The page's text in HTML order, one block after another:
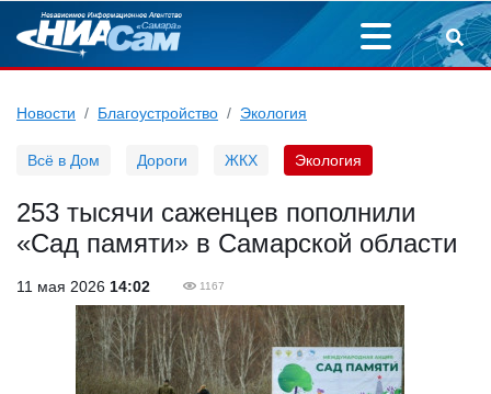
Новости Благоустройство Экология
Всё в Дом Дороги ЖКХ Экология
253 тысячи саженцев пополнили
«Сад памяти» в Самарской области
11 мая 2026 14:02 1167